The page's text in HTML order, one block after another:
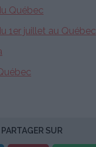
Québec
1er juillet au Québec
PARTAGER SUR